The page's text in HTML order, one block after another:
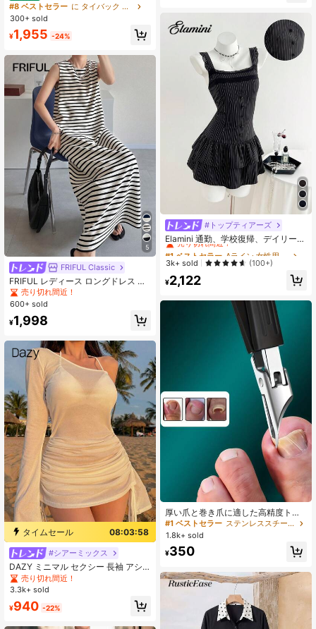
ト キャミワンピース バックデザイン
ハイウエスト ミディ丈 レディースド
レス
#8 ベストセラー
に タイバック 女性のドレス
300+ sold
¥1,955 -24%
5
FRIFUL Classic
FRIFUL レディース ロングドレス サ
マーバケーション用 サンドレス
売り切れ間近！
600+ sold
¥1,998
タイムセール 08:03:57
#シアーミックス
DAZY ミニマル セクシー 長袖 アシ
ンメトリーショルダー カバーアッ
プ、女性向け 夏のサンドレスに最
売り切れ間近！
3.3k+ sold
¥940 -22%
#トップティアーズ
Elamini 通勤、学校復帰、デイリーウ
ェア用 ブラック ストライプ レース
トリミング ミニドレス
#1 ベストセラー
Aライン 女性用ミニドレス
売り切れ間近！
#1 ベストセラー
売り切れ間近！
#1 ベストセラー
売り切れ間近！
#1 ベストセラー
売り切れ間近！
3k+ sold (100+)
¥2,122
厚い爪と巻き爪に適した高精度トリ
マー、高品質ステンレス鋼製、ソフ
トハンドルと25度角度の超鋭利な
刃。高齢者向けに設計された厚い爪
用クリッパー、飛散防止機能付き、
#1 ベストセラー
ステンレススチール フット＆ハンドケアツール
1.8k+ sold
¥350